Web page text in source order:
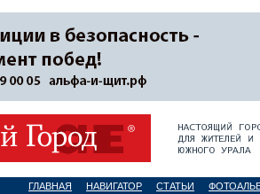
ГЛАВНАЯ НАВИГАТОР СТАТЬИ